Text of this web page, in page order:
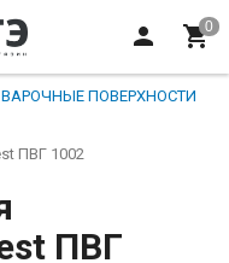
ВАРОЧНЫЕ ПОВЕРХНОСТИ
ПВГ 1002
ПВГ